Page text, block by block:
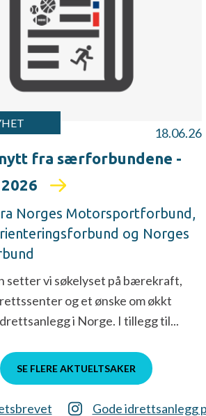
18.06.26
fra særforbundene -
Norges Motorsportforbund,
og Norges
setter vi søkelyset på bærekraft,
og et ønske om økkt
i Norge. I tillegg til...
SE FLERE AKTUELTSAKER
Gode idrettsanlegg